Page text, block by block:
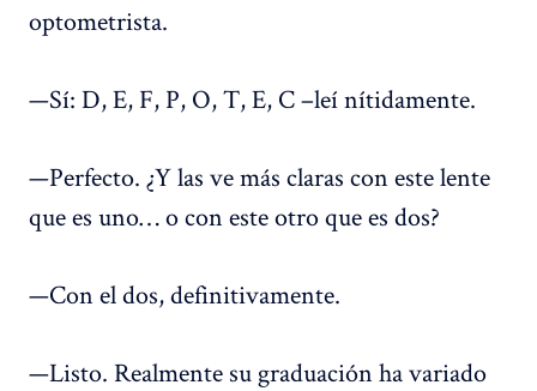
optometrista.
—Sí: D, E, F, P, O, T, E, C –leí nítidamente.
—Perfecto. ¿Y las ve más claras con este lente
que es uno… o con este otro que es dos?
—Con el dos, definitivamente.
—Listo. Realmente su graduación ha variado